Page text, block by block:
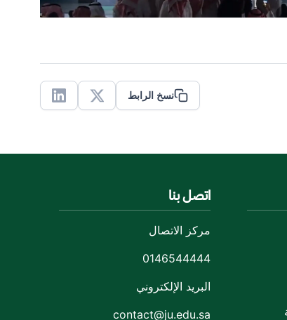
نسخ الرابط
X
Linkedin
اتصل بنا
مركز الاتصال
0146544444
البريد الإلكتروني
contact@ju.edu.sa